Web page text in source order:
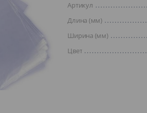
Артикул
Длина (мм)
Ширина (мм)
Цвет